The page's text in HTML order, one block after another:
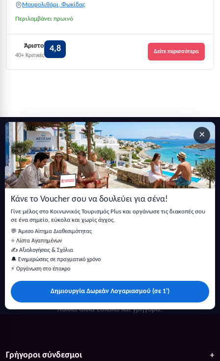
Μαυρολιθάρι, Φωκίδας
Περιλαμβάνει πρωινό
Άριστο
40+ Κριτικές
4,8 Δείτε περισσότερα
×
Κάνε το Voucher σου να δουλεύει για σένα!
Γίνε μέλος στο Κοινωνικός Τουρισμός Plus και οργάνωσε τις διακοπές σου
σε ένα σημείο, εύκολα και χωρίς άγχος.
💬 Άμεσο Αίτημα Διαθεσιμότητας
⭐ Λίστα Αγαπημένων
✍️ Αξιολογήσεις & Σχόλια
🔔 Ενημερώσεις σε πραγματικό χρόνο
⚡ Οργάνωση στο έπακρο
Δημιουργία Δωρεάν Λογαριασμού (σε 1')
Εγγραφείτε στο newsletter μας
Μείνετε ενημερωμένοι με τις τελευταίες ειδήσεις, ανακοινώσεις
και άρθρα.
πολλά άλλα ευκολα και γρήγορα!
Γρήγοροι σύνδεσμοι